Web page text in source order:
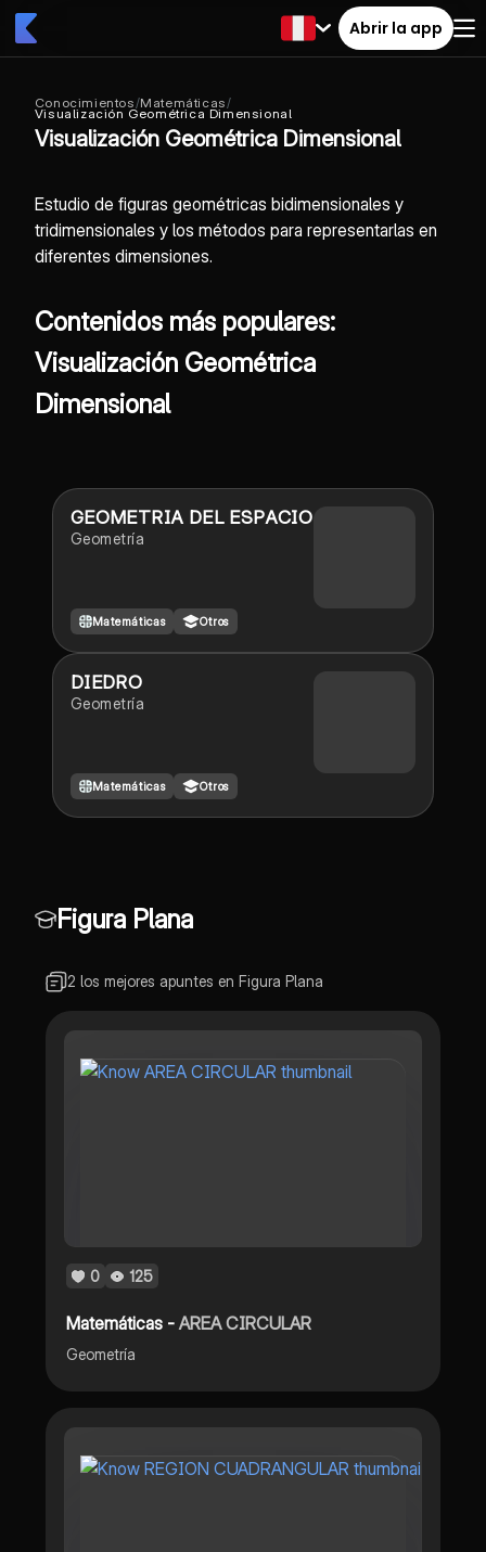
Abrir la app
Conocimientos/Matemáticas/
Visualización Geométrica Dimensional
Visualización Geométrica Dimensional
Estudio de figuras geométricas bidimensionales y
tridimensionales y los métodos para representarlas en
diferentes dimensiones.
Contenidos más populares:
Visualización Geométrica
Dimensional
GEOMETRIA DEL ESPACIO
Geometría
Matemáticas Otros
DIEDRO
Geometría
Matemáticas Otros
Figura Plana
2 los mejores apuntes en Figura Plana
0 125
Matemáticas -AREA CIRCULAR
Geometría